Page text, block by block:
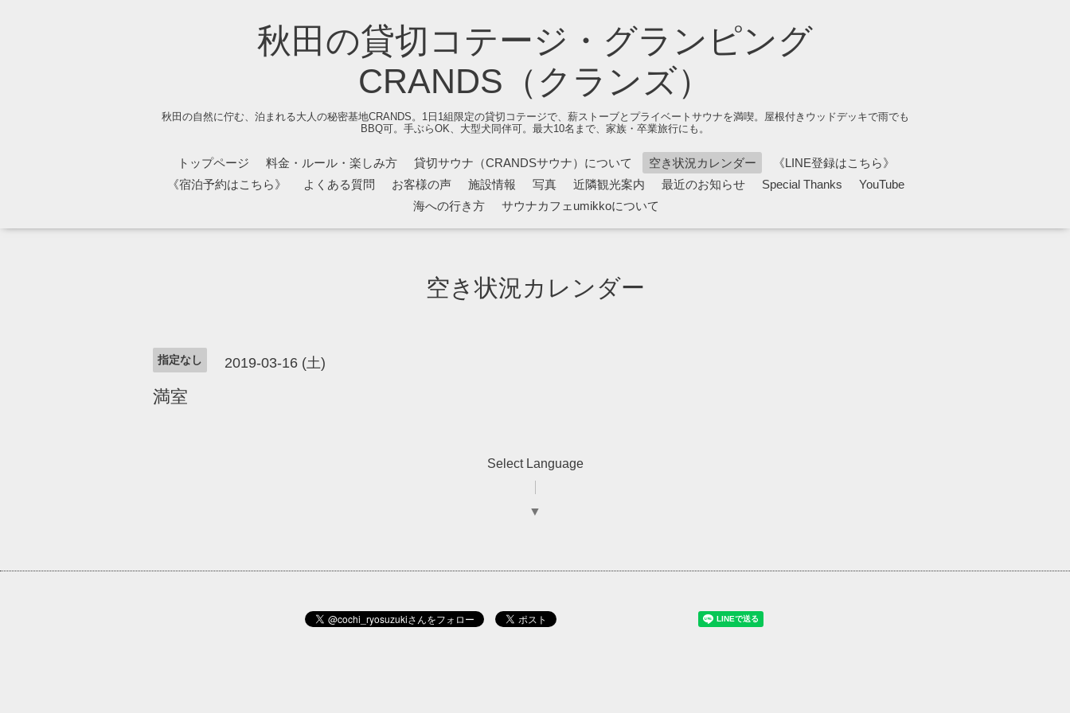
秋田の貸切コテージ・グランピング
CRANDS（クランズ）
秋田の自然に佇む、泊まれる大人の秘密基地CRANDS。1日1組限定の貸切コテージで、薪ストーブとプライベートサウナを満喫。屋根付きウッドデッキで雨でも
BBQ可。手ぶらOK、大型犬同伴可。最大10名まで、家族・卒業旅行にも。
トップページ 料金・ルール・楽しみ方 貸切サウナ（CRANDSサウナ）について 空き状況カレンダー
《LINE登録はこちら》
《宿泊予約はこちら》
よくある質問 お客様の声 施設情報 写真 近隣観光案内 最近のお知らせ Special Thanks
YouTube
海への行き方
サウナカフェumikkoについて
空き状況カレンダー
指定なし 2019-03-16 (土)
満室
Select Language
▼